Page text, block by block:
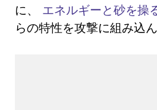
に、 エネルギーと砂を操
らの特性を攻撃に組み込